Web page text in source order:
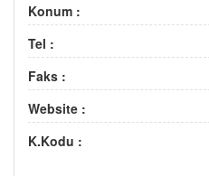
Konum :
Tel :
Faks :
Website :
K.Kodu :